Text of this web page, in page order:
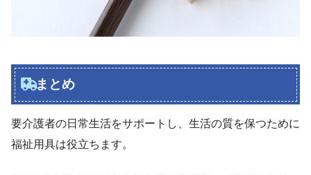
まとめ
要介護者の日常生活をサポートし、生活の質を保つために
福祉用具は役立ちます。